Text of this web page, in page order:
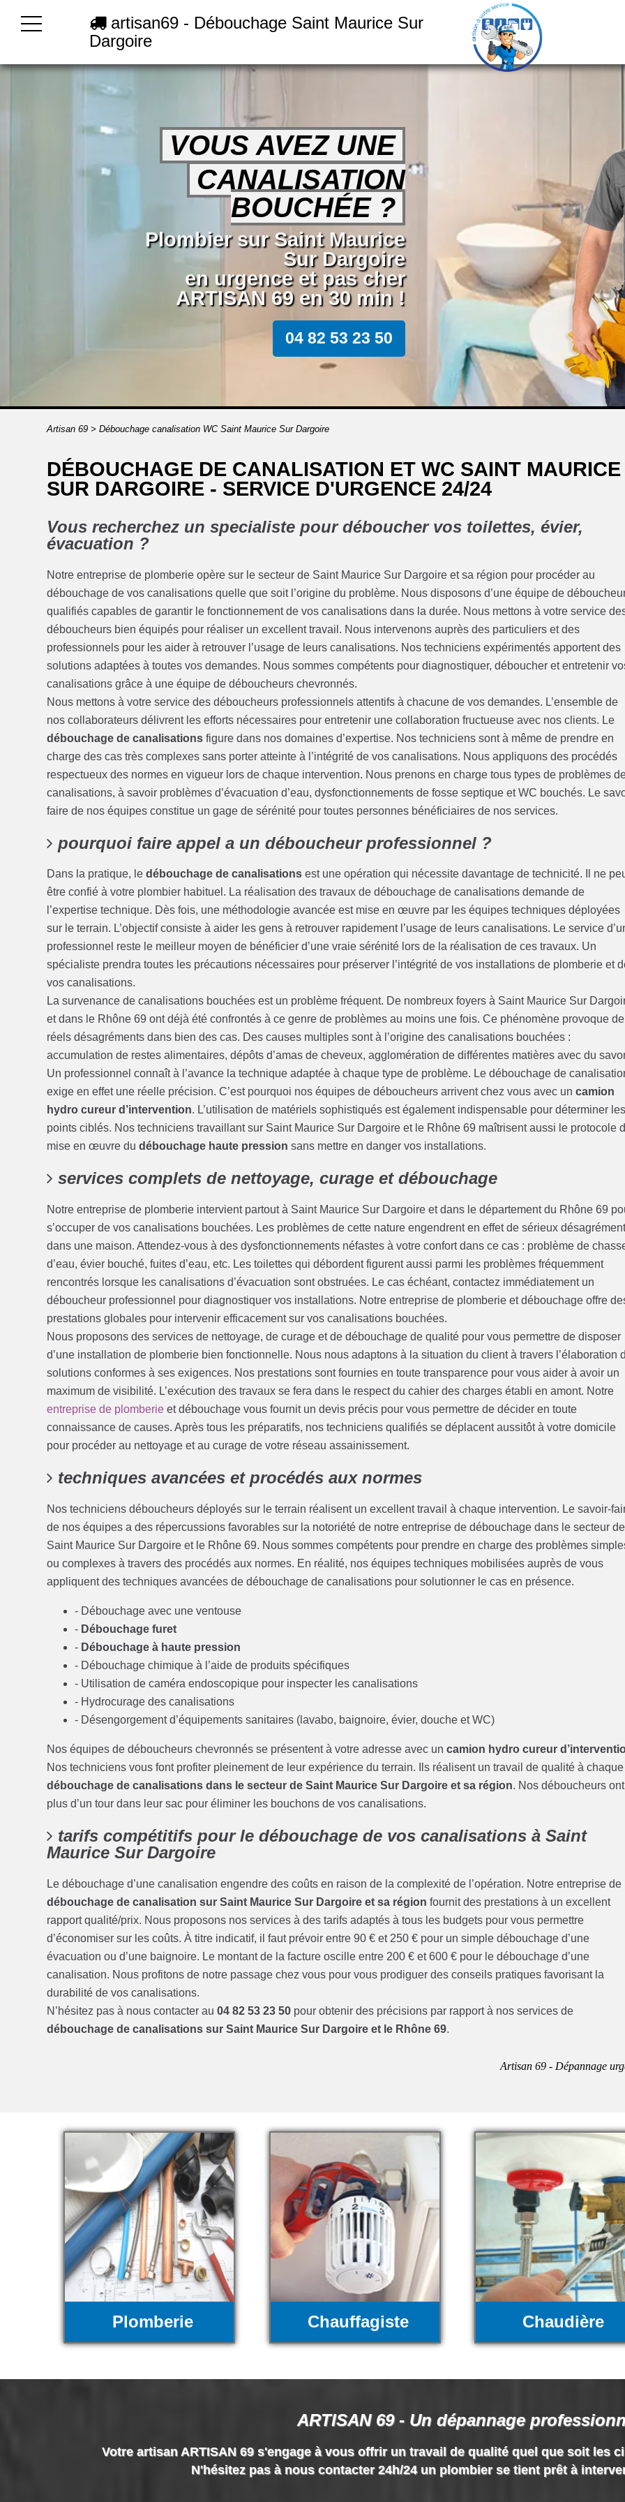
artisan69 - Débouchage Saint Maurice Sur
Dargoire
VOUS AVEZ UNE
CANALISATION
BOUCHÉE ?
Plombier sur Saint Maurice
Sur Dargoire
en urgence et pas cher
ARTISAN 69 en 30 min !
04 82 53 23 50
Artisan 69> Débouchage canalisation WC Saint Maurice Sur Dargoire
DÉBOUCHAGE DE CANALISATION ET WC SAINT MAURICE
SUR DARGOIRE - SERVICE D'URGENCE 24/24
Vous recherchez un specialiste pour déboucher vos toilettes, évier,
évacuation ?
Notre entreprise de plomberie opère sur le secteur de Saint Maurice Sur Dargoire et sa région pour procéder au
débouchage de vos canalisations quelle que soit l’origine du problème. Nous disposons d’une équipe de
qualifiés capables de garantir le fonctionnement de vos canalisations dans la durée. Nous mettons à votre service
déboucheurs bien équipés pour réaliser un excellent travail. Nous intervenons auprès des particuliers et des
professionnels pour les aider à retrouver l’usage de leurs canalisations. Nos techniciens expérimentés apportent des
solutions adaptées à toutes vos demandes. Nous sommes compétents pour diagnostiquer, déboucher et entretenir
canalisations grâce à une équipe de déboucheurs chevronnés.
Nous mettons à votre service des déboucheurs professionnels attentifs à chacune de vos demandes. L’ensemble de
nos collaborateurs délivrent les efforts nécessaires pour entretenir une collaboration fructueuse avec nos clients. Le
débouchage de canalisations figure dans nos domaines d’expertise. Nos techniciens sont à même de prendre en
charge des cas très complexes sans porter atteinte à l’intégrité de vos canalisations. Nous appliquons des procédés
respectueux des normes en vigueur lors de chaque intervention. Nous prenons en charge tous types de problèmes
canalisations, à savoir problèmes d’évacuation d’eau, dysfonctionnements de fosse septique et WC bouchés. Le
faire de nos équipes constitue un gage de sérénité pour toutes personnes bénéficiaires de nos services.
pourquoi faire appel a un déboucheur professionnel ?
Dans la pratique, ledébouchage de canalisations est une opération qui nécessite davantage de technicité. Il ne
être confié à votre plombier habituel. La réalisation des travaux de débouchage de canalisations demande de
l’expertise technique. Dès fois, une méthodologie avancée est mise en œuvre par les équipes techniques déployées
sur le terrain. L’objectif consiste à aider les gens à retrouver rapidement l’usage de leurs canalisations. Le service
professionnel reste le meilleur moyen de bénéficier d’une vraie sérénité lors de la réalisation de ces travaux. Un
spécialiste prendra toutes les précautions nécessaires pour préserver l’intégrité de vos installations de plomberie et
vos canalisations.
La survenance de canalisations bouchées est un problème fréquent. De nombreux foyers à Saint Maurice Sur
et dans le Rhône 69 ont déjà été confrontés à ce genre de problèmes au moins une fois. Ce phénomène provoque de
réels désagréments dans bien des cas. Des causes multiples sont à l’origine des canalisations bouchées :
accumulation de restes alimentaires, dépôts d’amas de cheveux, agglomération de différentes matières avec du
Un professionnel connaît à l’avance la technique adaptée à chaque type de problème. Le débouchage de
exige en effet une réelle précision. C’est pourquoi nos équipes de déboucheurs arrivent chez vous avec uncamion
hydro cureur d’intervention. L’utilisation de matériels sophistiqués est également indispensable pour déterminer
points ciblés. Nos techniciens travaillant sur Saint Maurice Sur Dargoire et le Rhône 69 maîtrisent aussi le protocole
mise en œuvre dudébouchage haute pression sans mettre en danger vos installations.
services complets de nettoyage, curage et débouchage
Notre entreprise de plomberie intervient partout à Saint Maurice Sur Dargoire et dans le département du Rhône 69
s’occuper de vos canalisations bouchées. Les problèmes de cette nature engendrent en effet de sérieux
dans une maison. Attendez-vous à des dysfonctionnements néfastes à votre confort dans ce cas : problème de
d’eau, évier bouché, fuites d’eau, etc. Les toilettes qui débordent figurent aussi parmi les problèmes fréquemment
rencontrés lorsque les canalisations d’évacuation sont obstruées. Le cas échéant, contactez immédiatement un
déboucheur professionnel pour diagnostiquer vos installations. Notre entreprise de plomberie et débouchage offre
prestations globales pour intervenir efficacement sur vos canalisations bouchées.
Nous proposons des services de nettoyage, de curage et de débouchage de qualité pour vous permettre de disposer
d’une installation de plomberie bien fonctionnelle. Nous nous adaptons à la situation du client à travers l’élaboration
solutions conformes à ses exigences. Nos prestations sont fournies en toute transparence pour vous aider à avoir un
maximum de visibilité. L’exécution des travaux se fera dans le respect du cahier des charges établi en amont. Notre
entreprise de plomberie et débouchage vous fournit un devis précis pour vous permettre de décider en toute
connaissance de causes. Après tous les préparatifs, nos techniciens qualifiés se déplacent aussitôt à votre domicile
pour procéder au nettoyage et au curage de votre réseau assainissement.
techniques avancées et procédés aux normes
Nos techniciens déboucheurs déployés sur le terrain réalisent un excellent travail à chaque intervention. Le savoir-
de nos équipes a des répercussions favorables sur la notoriété de notre entreprise de débouchage dans le secteur de
Saint Maurice Sur Dargoire et le Rhône 69. Nous sommes compétents pour prendre en charge des problèmes
ou complexes à travers des procédés aux normes. En réalité, nos équipes techniques mobilisées auprès de vous
appliquent des techniques avancées de débouchage de canalisations pour solutionner le cas en présence.
- Débouchage avec une ventouse
- Débouchage furet
- Débouchage à haute pression
- Débouchage chimique à l’aide de produits spécifiques
- Utilisation de caméra endoscopique pour inspecter les canalisations
- Hydrocurage des canalisations
- Désengorgement d’équipements sanitaires (lavabo, baignoire, évier, douche et WC)
Nos équipes de déboucheurs chevronnés se présentent à votre adresse avec uncamion hydro cureur
Nos techniciens vous font profiter pleinement de leur expérience du terrain. Ils réalisent un travail de qualité à chaque
débouchage de canalisations dans le secteur de Saint Maurice Sur Dargoire et sa région. Nos déboucheurs ont
plus d’un tour dans leur sac pour éliminer les bouchons de vos canalisations.
tarifs compétitifs pour le débouchage de vos canalisations à Saint
Maurice Sur Dargoire
Le débouchage d’une canalisation engendre des coûts en raison de la complexité de l’opération. Notre entreprise de
débouchage de canalisation sur Saint Maurice Sur Dargoire et sa région fournit des prestations à un excellent
rapport qualité/prix. Nous proposons nos services à des tarifs adaptés à tous les budgets pour vous permettre
d’économiser sur les coûts. À titre indicatif, il faut prévoir entre 90 € et 250 € pour un simple débouchage d’une
évacuation ou d’une baignoire. Le montant de la facture oscille entre 200 € et 600 € pour le débouchage d’une
canalisation. Nous profitons de notre passage chez vous pour vous prodiguer des conseils pratiques favorisant la
durabilité de vos canalisations.
N’hésitez pas à nous contacter au04 82 53 23 50 pour obtenir des précisions par rapport à nos services de
débouchage de canalisations sur Saint Maurice Sur Dargoire et le Rhône 69.
Artisan 69 - Dépannage
Plomberie Chauffagiste Chaudière
ARTISAN 69 - Un dépannage
Votre artisan ARTISAN 69 s'engage à vous offrir un travail de qualité quel que soit les
N'hésitez pas à nous contacter 24h/24 un plombier se tient prêt à